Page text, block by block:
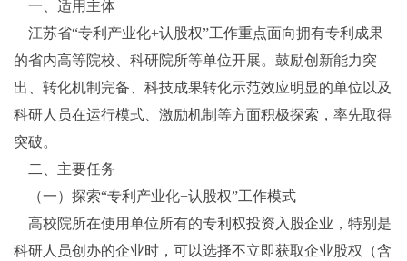
一、适用主体
江苏省“专利产业化+认股权”工作重点面向拥有专利成果
的省内高等院校、科研院所等单位开展。鼓励创新能力突
出、转化机制完备、科技成果转化示范效应明显的单位以及
科研人员在运行模式、激励机制等方面积极探索，率先取得
突破。
二、主要任务
（一）探索“专利产业化+认股权”工作模式
高校院所在使用单位所有的专利权投资入股企业，特别是
科研人员创办的企业时，可以选择不立即获取企业股权（含